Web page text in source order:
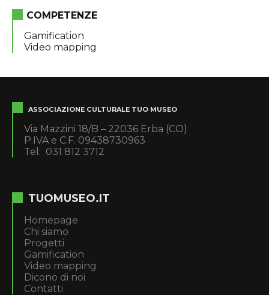
COMPETENZE
Gamification
Video mapping
ASSOCIAZIONE CULTURALE TUO MUSEO
Via Mazzini 18/B – 22036 Erba (CO)
P.IVA e C.F. 09438730963
Tel: 031 812 3712
TUOMUSEO.IT
Homepage
Chi siamo
Progetti
Gamification
Video mapping
Dicono di noi
Contatti